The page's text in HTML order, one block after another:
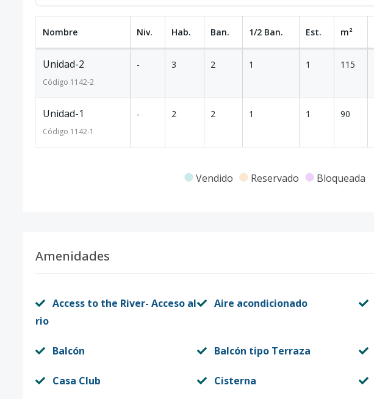
Nombre Niv. Hab. Ban. 1/2 Ban. Est. m²
Unidad-2
Código 1142-2
- 3 2 1 1 115
Unidad-1
Código 1142-1
- 2 2 1 1 90
Vendido Reservado Bloqueada
Amenidades
Access to the River- Acceso al
rio
Aire acondicionado
Balcón Balcón tipo Terraza
Casa Club Cisterna